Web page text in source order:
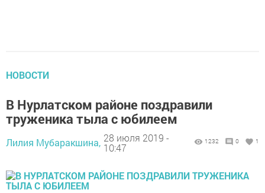
НОВОСТИ
В Нурлатском районе поздравили
труженика тыла с юбилеем
Лилия Мубаракшина, 28 июля 2019 -
10:47
1232 0 1